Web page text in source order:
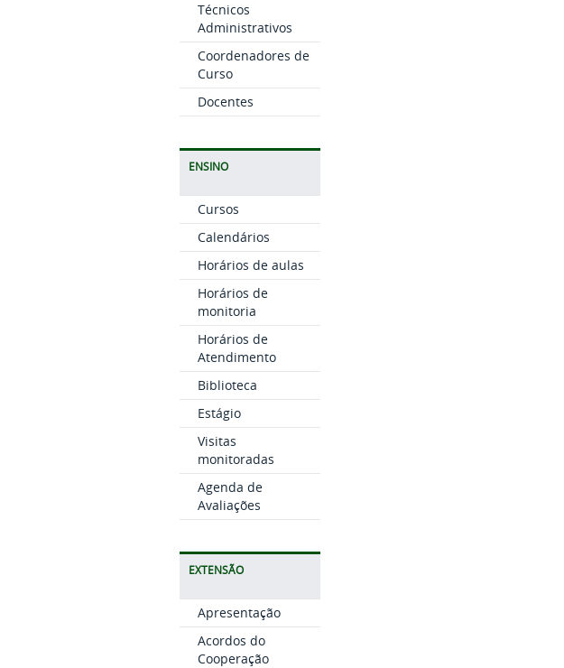
Técnicos
Administrativos
Coordenadores de
Curso
Docentes
ENSINO
Cursos
Calendários
Horários de aulas
Horários de
monitoria
Horários de
Atendimento
Biblioteca
Estágio
Visitas
monitoradas
Agenda de
Avaliações
EXTENSÃO
Apresentação
Acordos do
Cooperação